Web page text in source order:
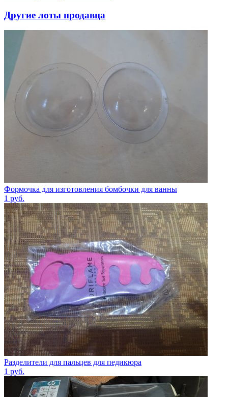
Другие лоты продавца
Формочка для изготовления бомбочки для ванны
1 руб.
Разделители для пальцев для педикюра
1 руб.